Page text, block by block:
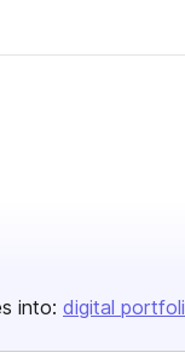
into: digital